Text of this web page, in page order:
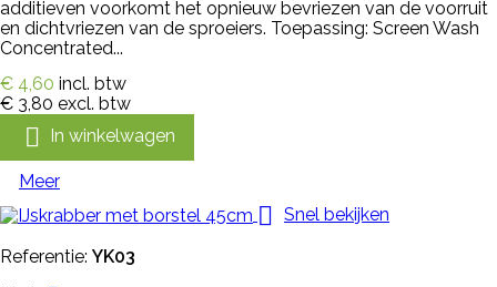
additieven voorkomt het opnieuw bevriezen van de voorruit
en dichtvriezen van de sproeiers. Toepassing: Screen Wash
Concentrated...
€ 4,60 incl. btw
€ 3,80 excl. btw
 In winkelwagen
Meer
 Snel bekijken
Referentie: YK03